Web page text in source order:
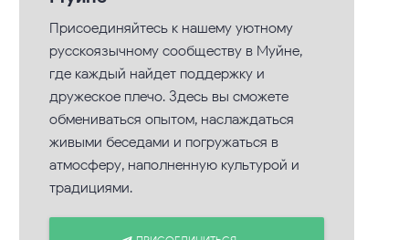
Присоединяйтесь к нашему уютному
русскоязычному сообществу в Муйне,
где каждый найдет поддержку и
дружеское плечо. Здесь вы сможете
обмениваться опытом, наслаждаться
живыми беседами и погружаться в
атмосферу, наполненную культурой и
традициями.